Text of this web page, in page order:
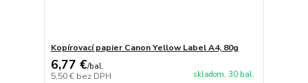
Kopírovací papier Canon Yellow Label A4, 80g
6,77 €/bal.
5,50 € bez DPH skladom, 30 bal.